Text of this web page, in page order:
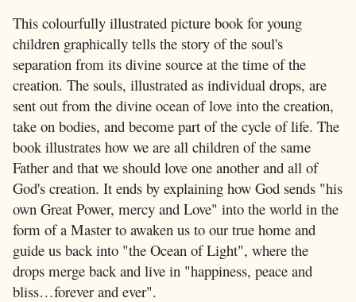
This colourfully illustrated picture book for young
children graphically tells the story of the soul's
separation from its divine source at the time of the
creation. The souls, illustrated as individual drops, are
sent out from the divine ocean of love into the creation,
take on bodies, and become part of the cycle of life. The
book illustrates how we are all children of the same
Father and that we should love one another and all of
God's creation. It ends by explaining how God sends "his
own Great Power, mercy and Love" into the world in the
form of a Master to awaken us to our true home and
guide us back into "the Ocean of Light", where the
drops merge back and live in "happiness, peace and
bliss…forever and ever".